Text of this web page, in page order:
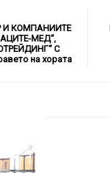
КОМПАНИИТЕ
МЕД“,
С
на хората